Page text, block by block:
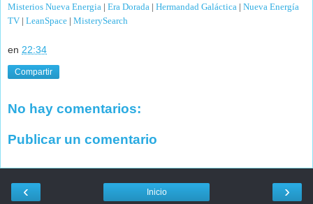
Misterios Nueva Energia | Era Dorada | Hermandad Galáctica | Nueva Energía
TV | LeanSpace | MisterySearch
en 22:34
Compartir
No hay comentarios:
Publicar un comentario
‹ ›
Inicio